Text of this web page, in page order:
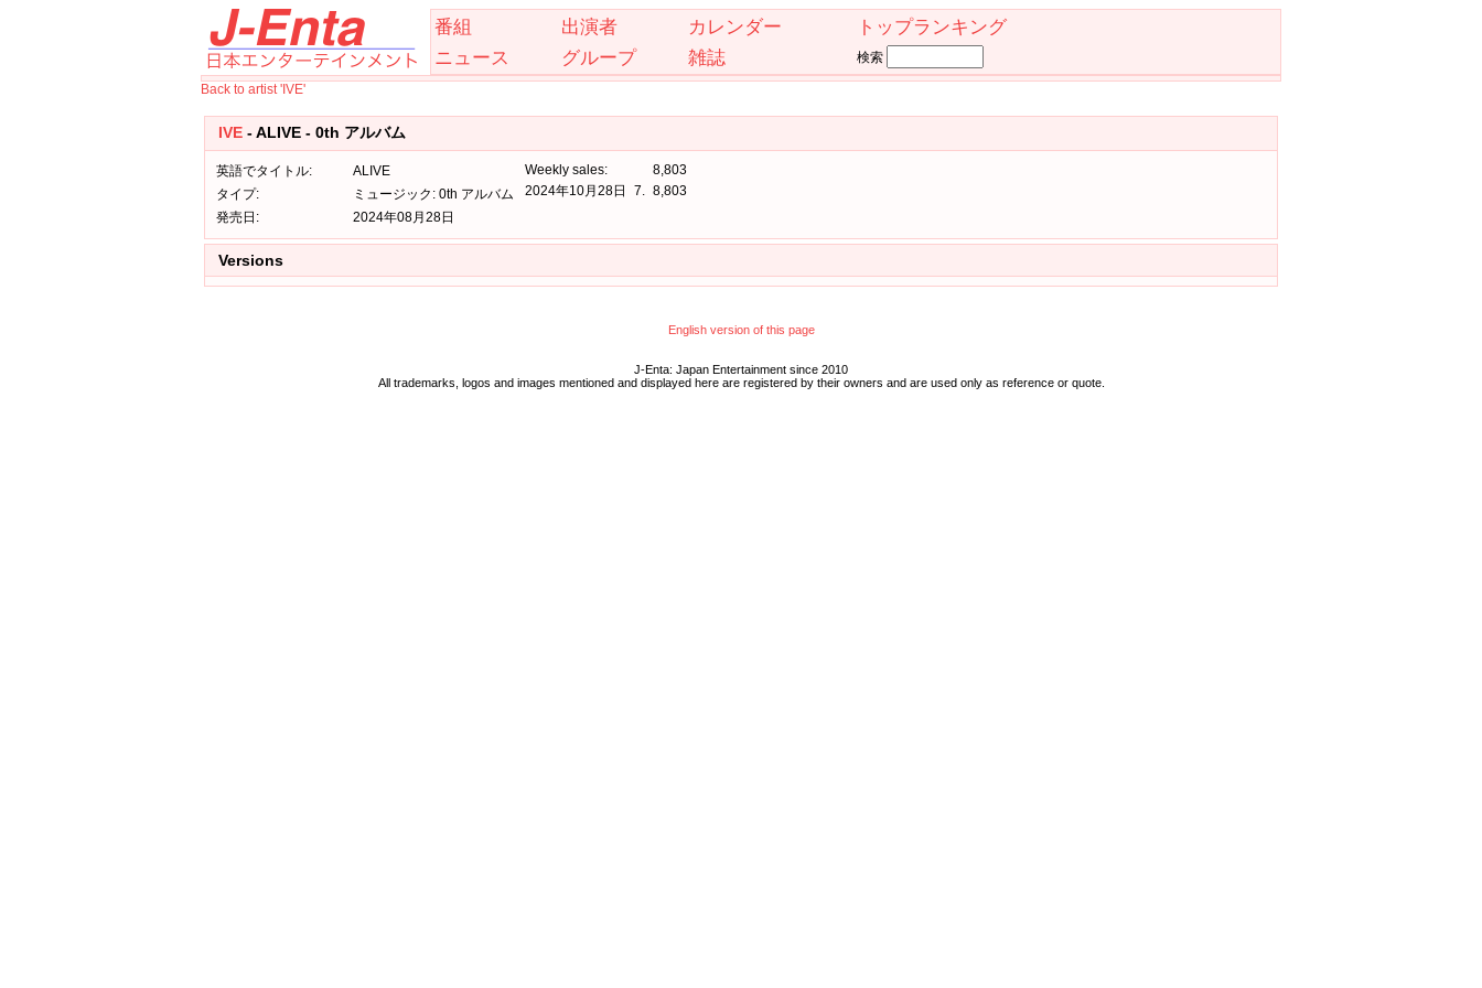
番組 出演者 カレンダー
トップランキング
ニュース
グループ 雑誌 検索
Back to artist 'IVE'
IVE - ALIVE - 0th アルバム
英語でタイトル:
ALIVE
タイプ:
ミュージック: 0th アルバム
発売日:
2024年08月28日
Weekly sales:
8,803
2024年10月28日
7. 8,803
Versions
English version of this page
J-Enta: Japan Entertainment since 2010
All trademarks, logos and images mentioned and displayed here are registered by their owners and are used only as reference or quote.